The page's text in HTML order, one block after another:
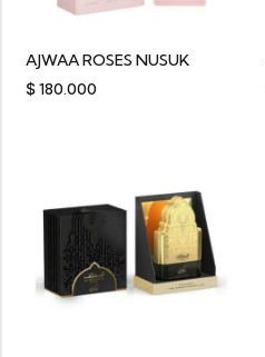
AJWAA ROSES NUSUK
$180.000